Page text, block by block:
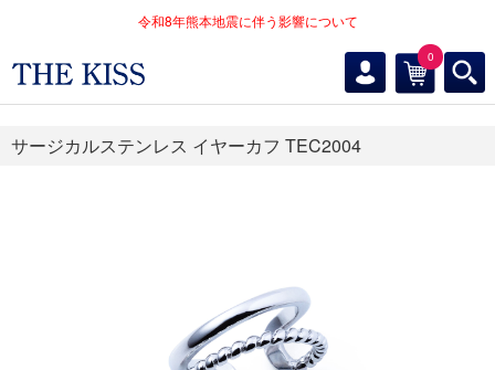
令和8年熊本地震に伴う影響について
0
サージカルステンレス イヤーカフ TEC2004